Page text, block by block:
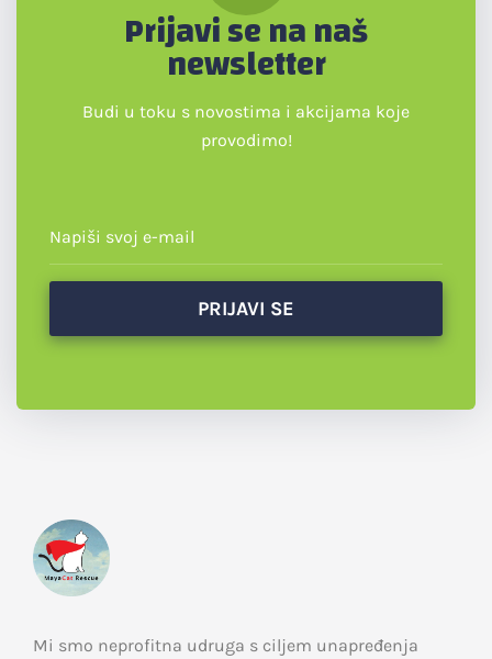
Prijavi se na naš
newsletter
Budi u toku s novostima i akcijama koje
provodimo!
Mi smo neprofitna udruga s ciljem unapređenja